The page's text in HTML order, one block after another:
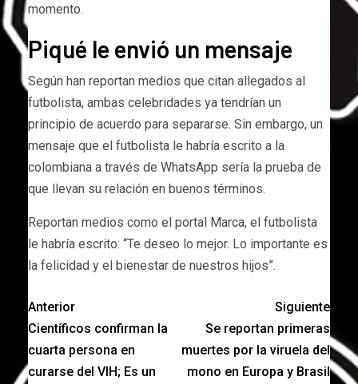
momento.
Piqué le envió un mensaje
Según han reportan medios que citan allegados al
futbolista, ambas celebridades ya tendrían un
principio de acuerdo para separarse. Sin embargo, un
mensaje que el futbolista le habría escrito a la
colombiana a través de WhatsApp sería la prueba de
que llevan su relación en buenos términos.
Reportan medios como el portal Marca, el futbolista
le habría escrito: “Te deseo lo mejor. Lo importante es
la felicidad y el bienestar de nuestros hijos”.
Anterior
Científicos confirman la
cuarta persona en
curarse del VIH; Es un
Siguiente
Se reportan primeras
muertes por la viruela del
mono en Europa y Brasil